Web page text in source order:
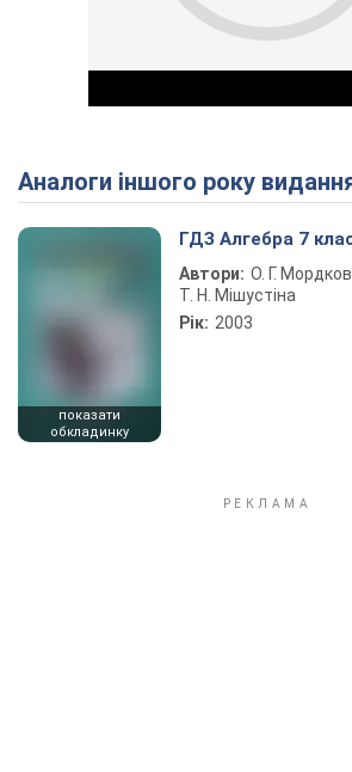
Play
Аналоги іншого року
показати
обкладинку
ГДЗ Алгебра 7
Автори: О. Г.
Т. Н. Мішустіна
Рік: 2003